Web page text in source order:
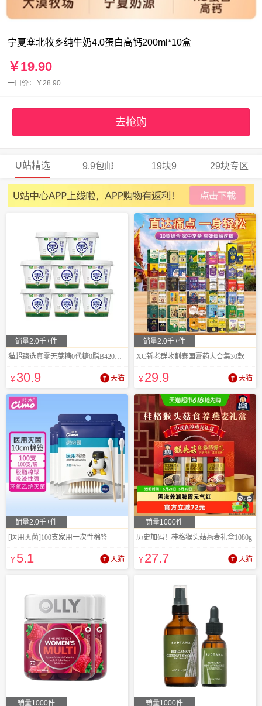
宁夏塞北牧乡纯牛奶4.0蛋白高钙200ml*10盒
￥19.90
一口价：￥28.90
去抢购
U站精选 9.9包邮 19块9 29块专区
销量2.0千+件
猫超臻选真零无蔗糖0代糖0脂B420酸奶
¥30.9 天猫
销量2.0千+件
XC新老群收割泰国膏药大合集30款
¥29.9 天猫
销量2.0千+件
[医用灭菌]100支家用一次性棉签
¥5.1 天猫
销量1000件
历史加码！桂格猴头菇燕麦礼盒1080g
¥27.7 天猫
销量1000件
销量1000件